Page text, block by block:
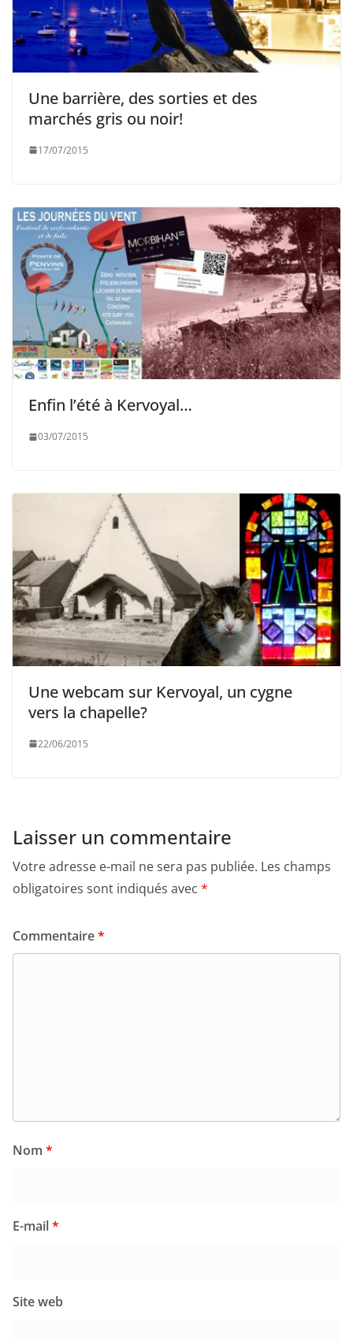
Une barrière, des sorties et des
marchés gris ou noir!
17/07/2015
Enfin l’été à Kervoyal…
03/07/2015
Une webcam sur Kervoyal, un cygne
vers la chapelle?
22/06/2015
Laisser un commentaire
Votre adresse e-mail ne sera pas publiée. Les champs
obligatoires sont indiqués avec *
Commentaire*
Nom *
E-mail*
Site web